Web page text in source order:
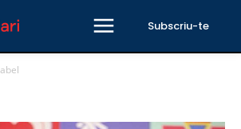
Subscriu-te